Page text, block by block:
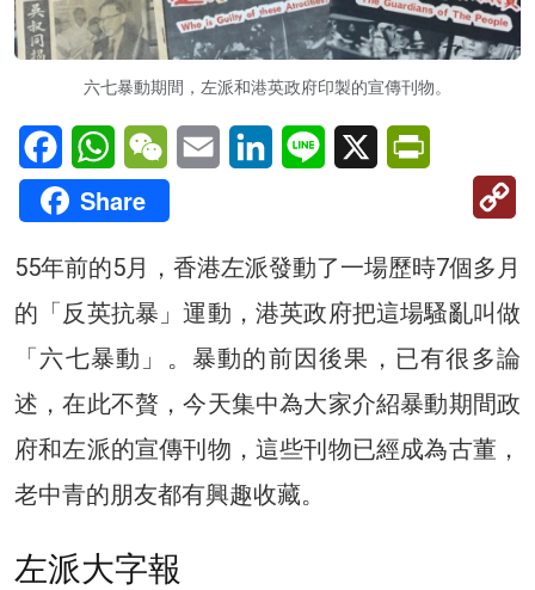
六七暴動期間，左派和港英政府印製的宣傳刊物。
FacebookWhatsAppWeChatEmail LinkedInLine X
Share
55年前的5月，香港左派發動了一場歷時7個多月
的「反英抗暴」運動，港英政府把這場騷亂叫做
「六七暴動」。暴動的前因後果，已有很多論
述，在此不贅，今天集中為大家介紹暴動期間政
府和左派的宣傳刊物，這些刊物已經成為古董，
老中青的朋友都有興趣收藏。
左派大字報